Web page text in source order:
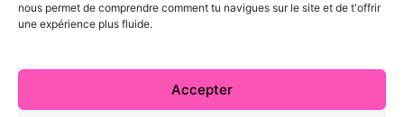
nous permet de comprendre comment tu navigues sur le site et de t'offrir
une expérience plus fluide.
Accepter